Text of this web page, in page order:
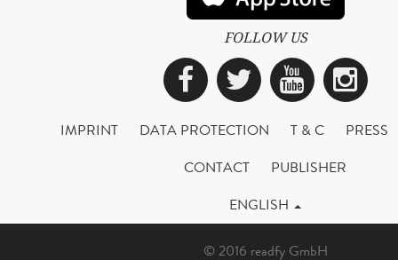
FOLLOW US
Facebook
Twitter
IMPRINT DATA PROTECTION T & C
PRESS
CONTACT
PUBLISHER
ENGLISH
© 2016 readfy GmbH